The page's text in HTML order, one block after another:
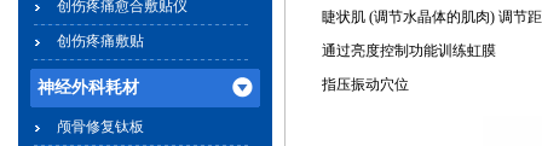
创伤疼痛愈合敷贴仪
创伤疼痛敷贴
神经外科耗材
颅骨修复钛板
睫状肌 (调节水晶体的肌肉) 调节
通过亮度控制功能训练虹膜
指压振动穴位